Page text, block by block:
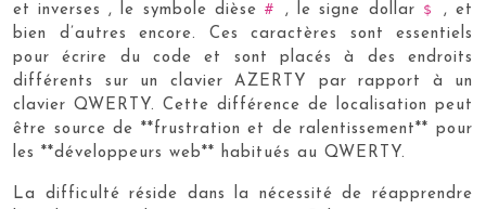
et inverses, le symbole dièse # , le signe dollar $ , et
bien d’autres encore. Ces caractères sont essentiels
pour écrire du code et sont placés à des endroits
différents sur un clavier AZERTY par rapport à un
clavier QWERTY. Cette différence de localisation peut
être source de **frustration et de ralentissement** pour
les **développeurs web** habitués au QWERTY.
La difficulté réside dans la nécessité de réapprendre